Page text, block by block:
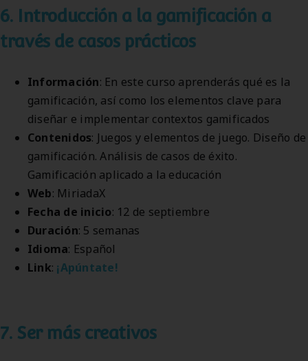
6. Introducción a la gamificación a
través de casos prácticos
Información: En este curso aprenderás qué es la
gamificación, así como los elementos clave para
diseñar e implementar contextos gamificados
Contenidos: Juegos y elementos de juego. Diseño de
gamificación. Análisis de casos de éxito.
Gamificación aplicado a la educación
Web: MiriadaX
Fecha de inicio: 12 de septiembre
Duración: 5 semanas
Idioma: Español
Link: ¡Apúntate!
7. Ser más creativos